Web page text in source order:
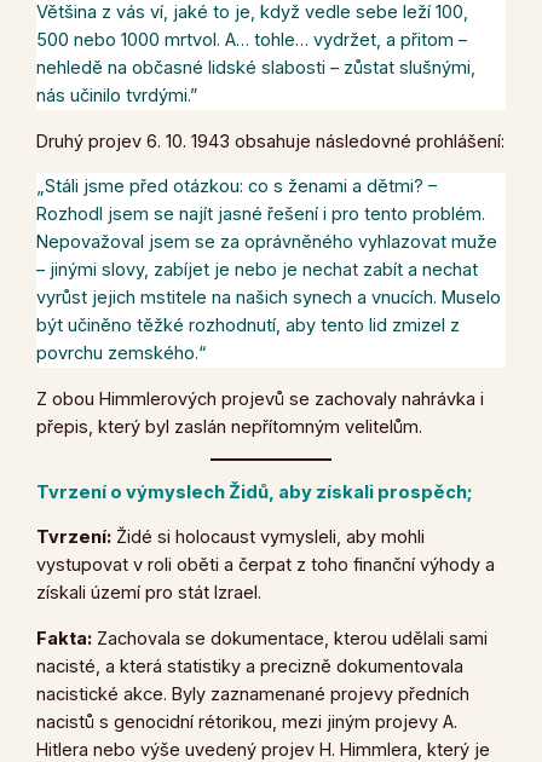
Většina z vás ví, jaké to je, když vedle sebe leží 100,
500 nebo 1000 mrtvol. A… tohle… vydržet, a přitom –
nehledě na občasné lidské slabosti – zůstat slušnými,
nás učinilo tvrdými.”
Druhý projev 6. 10. 1943 obsahuje následovné prohlášení:
„Stáli jsme před otázkou: co s ženami a dětmi? –
Rozhodl jsem se najít jasné řešení i pro tento problém.
Nepovažoval jsem se za oprávněného vyhlazovat muže
– jinými slovy, zabíjet je nebo je nechat zabít a nechat
vyrůst jejich mstitele na našich synech a vnucích. Muselo
být učiněno těžké rozhodnutí, aby tento lid zmizel z
povrchu zemského.“
Z obou Himmlerových projevů se zachovaly nahrávka i
přepis, který byl zaslán nepřítomným velitelům.
Tvrzení o výmyslech Židů, aby získali prospěch;
Tvrzení: Židé si holocaust vymysleli, aby mohli
vystupovat v roli oběti a čerpat z toho finanční výhody a
získali území pro stát Izrael.
Fakta: Zachovala se dokumentace, kterou udělali sami
nacisté, a která statistiky a precizně dokumentovala
nacistické akce. Byly zaznamenané projevy předních
nacistů s genocidní rétorikou, mezi jiným projevy A.
Hitlera nebo výše uvedený projev H. Himmlera, který je